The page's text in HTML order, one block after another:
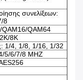
συνελίξεων:
8
QAM16/QAM64
8K
1/4, 1/8, 1/16, 1/32
5/6/7/8 MHZ